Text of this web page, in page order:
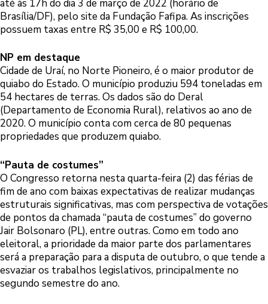
até às 17h do dia 3 de março de 2022 (horário de
Brasília/DF), pelo site da Fundação Fafipa. As inscrições
possuem taxas entre R$ 35,00 e R$ 100,00.
NP em destaque
Cidade de Uraí, no Norte Pioneiro, é o maior produtor de
quiabo do Estado. O município produziu 594 toneladas em
54 hectares de terras. Os dados são do Deral
(Departamento de Economia Rural), relativos ao ano de
2020. O município conta com cerca de 80 pequenas
propriedades que produzem quiabo.
“Pauta de costumes”
O Congresso retorna nesta quarta-feira (2) das férias de
fim de ano com baixas expectativas de realizar mudanças
estruturais significativas, mas com perspectiva de votações
de pontos da chamada “pauta de costumes” do governo
Jair Bolsonaro (PL), entre outras. Como em todo ano
eleitoral, a prioridade da maior parte dos parlamentares
será a preparação para a disputa de outubro, o que tende a
esvaziar os trabalhos legislativos, principalmente no
segundo semestre do ano.